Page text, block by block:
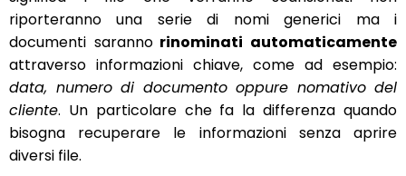
riporteranno una serie di nomi generici ma i
documenti sarannorinominati automaticamente
attraverso informazioni chiave, come ad esempio:
data, numero di documento oppure nomativo del
cliente. Un particolare che fa la differenza quando
bisogna recuperare le informazioni senza aprire
diversi file.